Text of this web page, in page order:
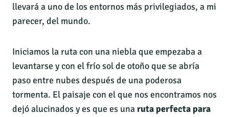
llevará a uno de los entornos más privilegiados, a mi
parecer, del mundo.
Iniciamos la ruta con una niebla que empezaba a
levantarse y con el frío sol de otoño que se abría
paso entre nubes después de una poderosa
tormenta. El paisaje con el que nos encontramos nos
dejó alucinados y es que es unaruta perfecta para